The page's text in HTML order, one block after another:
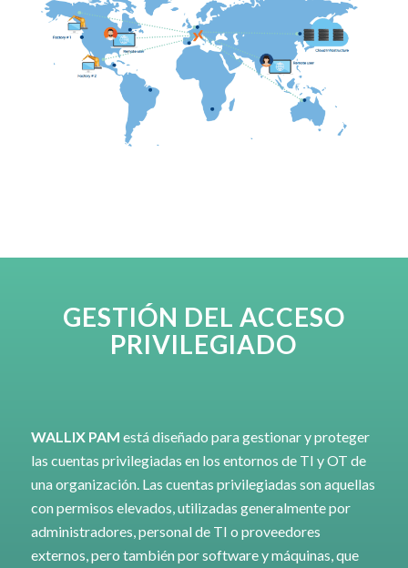
GESTIÓN DEL ACCESO
PRIVILEGIADO
WALLIX PAM está diseñado para gestionar y proteger
las cuentas privilegiadas en los entornos de TI y OT de
una organización. Las cuentas privilegiadas son aquellas
con permisos elevados, utilizadas generalmente por
administradores, personal de TI o proveedores
externos, pero también por software y máquinas, que